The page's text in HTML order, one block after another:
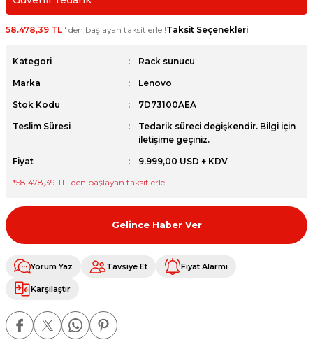
58.478,39 TL ' den başlayan taksitlerle!!Taksit Seçenekleri
Kategori Rack sunucu
Marka Lenovo
Stok Kodu 7D73100AEA
Teslim Süresi
Tedarik süreci değişkendir. Bilgi için
iletişime geçiniz.
Fiyat
9.999,00 USD + KDV
*58.478,39 TL' den başlayan taksitlerle!!
Gelince Haber Ver
Yorum Yaz Tavsiye Et Fiyat Alarmı
Karşılaştır